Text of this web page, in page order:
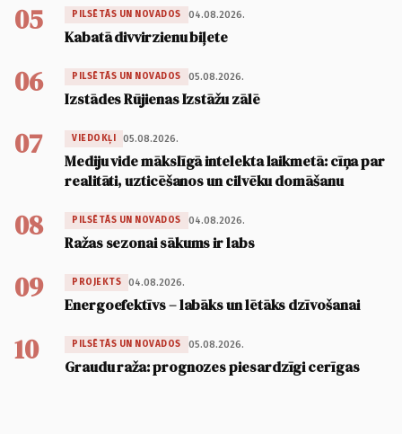
05 PILSĒTĀS UN NOVADOS 04.08.2026.
Kabatā divvirzienu biļete
06 PILSĒTĀS UN NOVADOS 05.08.2026.
Izstādes Rūjienas Izstāžu zālē
07 VIEDOKĻI 05.08.2026.
Mediju vide mākslīgā intelekta laikmetā: cīņa par
realitāti, uzticēšanos un cilvēku domāšanu
08 PILSĒTĀS UN NOVADOS 04.08.2026.
Ražas sezonai sākums ir labs
09 PROJEKTS 04.08.2026.
Energoefektīvs – labāks un lētāks dzīvošanai
10 PILSĒTĀS UN NOVADOS 05.08.2026.
Graudu raža: prognozes piesardzīgi cerīgas